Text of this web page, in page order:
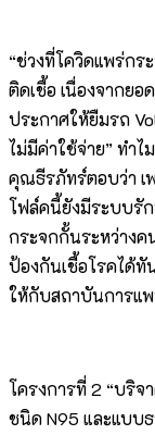
“ช่วงที่โควิดแพร่กร
ติดเชื้อ เนื่องจากย
ประกาศให้ยืมรถ
ไม่มีค่าใช้จ่าย” ทำไ
คุณธีรภัทร์ตอบว่า เ
โฟล์คนี้ยังมีระบบรั
กระจกกั้นระหว่าง
ป้องกันเชื้อโรคได้
ให้กับสถาบันการแ
โครงการที่ 2 “บริจ
ชนิด N95 และแบบ